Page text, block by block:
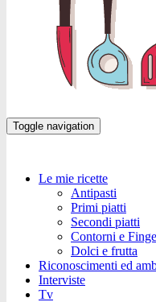
Toggle navigation
Le mie ricette
Antipasti
Primi piatti
Secondi piatti
Contorni e
Dolci e frutta
Riconoscimenti ed
Interviste
Tv